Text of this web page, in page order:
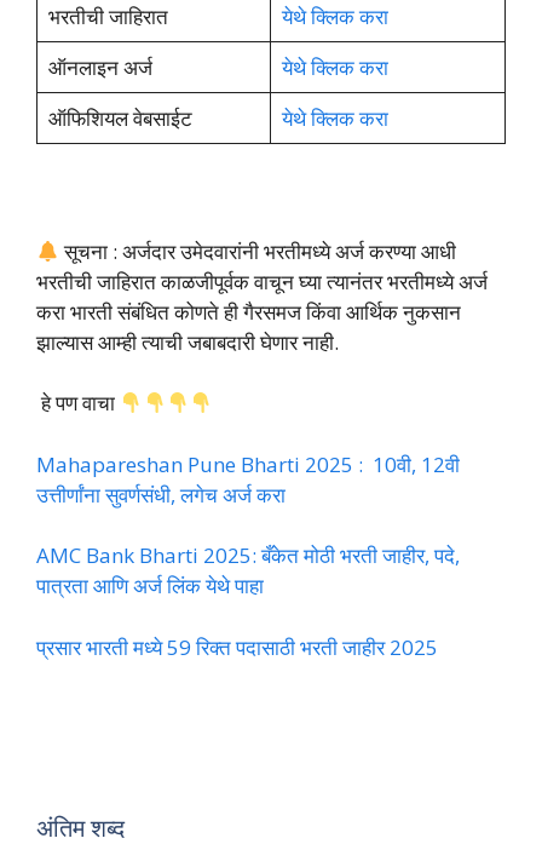
भरतीची जाहिरात
येथे क्लिक करा
ऑनलाइन अर्ज
येथे क्लिक करा
ऑफिशियल वेबसाईट
येथे क्लिक करा
सूचना : अर्जदार उमेदवारांनी भरतीमध्ये अर्ज करण्या आधी
भरतीची जाहिरात काळजीपूर्वक वाचून घ्या त्यानंतर भरतीमध्ये अर्ज
करा भारती संबंधित कोणते ही गैरसमज किंवा आर्थिक नुकसान
झाल्यास आम्ही त्याची जबाबदारी घेणार नाही.
हे पण वाचा
Mahapareshan Pune Bharti 2025 : 10वी, 12वी
उत्तीर्णांना सुवर्णसंधी, लगेच अर्ज करा
AMC Bank Bharti 2025: बँकेत मोठी भरती जाहीर, पदे,
पात्रता आणि अर्ज लिंक येथे पाहा
प्रसार भारती मध्ये 59 रिक्त पदासाठी भरती जाहीर 2025
अंतिम शब्द